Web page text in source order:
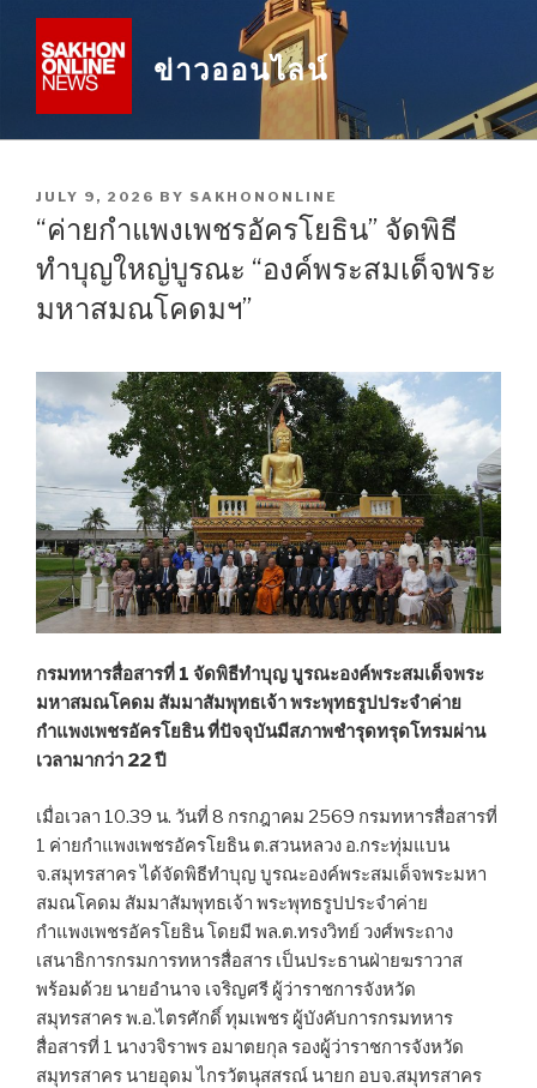
content
ข่าวออนไลน์
POSTED
ON
JULY 9, 2026 BY SAKHONONLINE
“ค่ายกำแพงเพชรอัครโยธิน” จัดพิธี
ทำบุญใหญ่บูรณะ “องค์พระสมเด็จพระ
มหาสมณโคดมฯ”
กรมทหารสื่อสารที่ 1 จัดพิธีทำบุญ บูรณะองค์พระสมเด็จพระ
มหาสมณโคดม สัมมาสัมพุทธเจ้า พระพุทธรูปประจำค่าย
กำแพงเพชรอัครโยธิน ที่ปัจจุบันมีสภาพชำรุดทรุดโทรมผ่าน
เวลามากว่า 22 ปี
เมื่อเวลา 10.39 น. วันที่ 8 กรกฎาคม 2569 กรมทหารสื่อสารที่
1 ค่ายกำแพงเพชรอัครโยธิน ต.สวนหลวง อ.กระทุ่มแบน
จ.สมุทรสาคร ได้จัดพิธีทำบุญ บูรณะองค์พระสมเด็จพระมหา
สมณโคดม สัมมาสัมพุทธเจ้า พระพุทธรูปประจำค่าย
กำแพงเพชรอัครโยธิน โดยมี พล.ต.ทรงวิทย์ วงศ์พระถาง
เสนาธิการกรมการทหารสื่อสาร เป็นประธานฝ่ายฆราวาส
พร้อมด้วย นายอำนาจ เจริญศรี ผู้ว่าราชการจังหวัด
สมุทรสาคร พ.อ.ไตรศักดิ์ ทุมเพชร ผู้บังคับการกรมทหาร
สื่อสารที่ 1 นางวจิราพร อมาตยกุล รองผู้ว่าราชการจังหวัด
สมุทรสาคร นายอุดม ไกรวัตนุสสรณ์ นายก อบจ.สมุทรสาคร